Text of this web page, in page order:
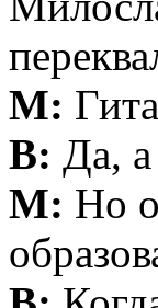
М:
В: Да,
М: Но